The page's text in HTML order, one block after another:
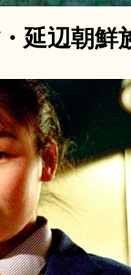
延辺朝鮮